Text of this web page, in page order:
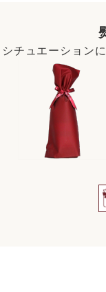
シチュエーション